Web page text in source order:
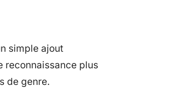
simple ajout
reconnaissance plus
de genre.